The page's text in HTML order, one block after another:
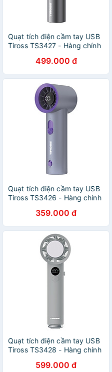
Quạt tích điện cầm tay USB
Tiross TS3427 - Hàng chính
499.000 đ
Quạt tích điện cầm tay USB
Tiross TS3426 - Hàng chính
359.000 đ
Quạt tích điện cầm tay USB
Tiross TS3428 - Hàng chính
599.000 đ